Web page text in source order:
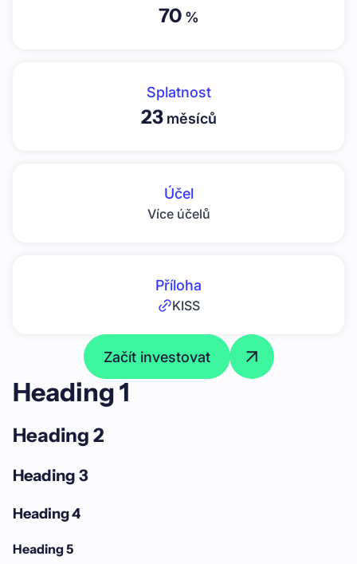
70%
Splatnost
23měsíců
Účel
Více účelů
Příloha
KISS
Začít investovat
Heading 1
Heading 2
Heading 3
Heading 4
Heading 5